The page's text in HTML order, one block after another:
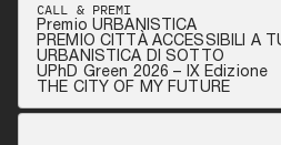
CALL & PREMI
Premio URBANISTICA
PREMIO CITTÀ ACCESSIBILI A
URBANISTICA DI SOTTO
UPhD Green 2026 – IX Edizione
THE CITY OF MY FUTURE